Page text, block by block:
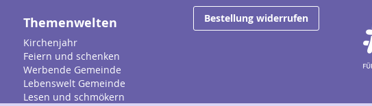
Themenwelten
Kirchenjahr
Feiern und schenken
Werbende Gemeinde
Lebenswelt Gemeinde
Lesen und schmökern
Bestellung widerrufen